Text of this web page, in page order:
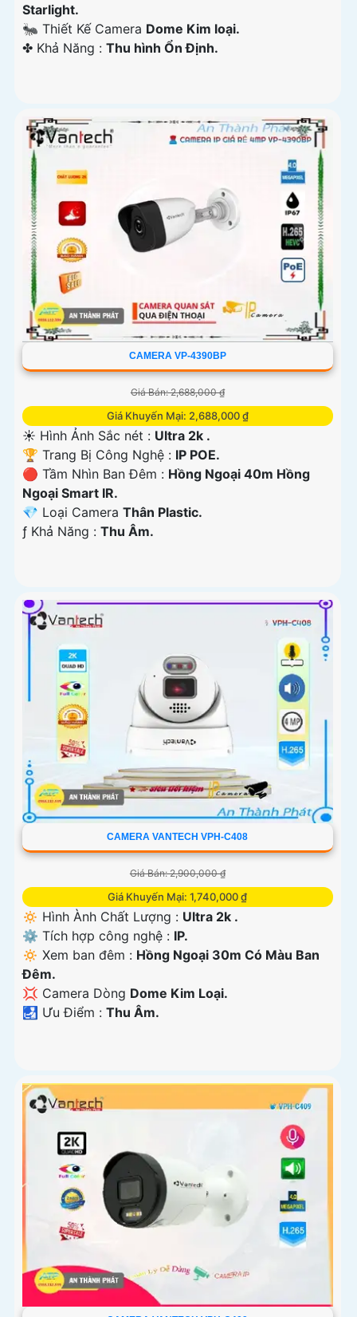
Starlight.
🐜 Thiết Kế Camera Dome Kim loại.
️✤ Khả Năng : Thu hình Ổn Định.
CAMERA VP-4390BP
Giá Bán: 2,688,000 ₫
Giá Khuyến Mại: 2,688,000 ₫
☀️ Hình Ảnh Sắc nét : Ultra 2k .
🏆 Trang Bị Công Nghệ : IP POE.
🔴 Tầm Nhìn Ban Đêm : Hồng Ngoại 40m Hồng
Ngoại Smart IR.
💎 Loại Camera Thân Plastic.
️ƒ Khả Năng : Thu Âm.
CAMERA VANTECH VPH-C408
Giá Bán: 2,900,000 ₫
Giá Khuyến Mại: 1,740,000 ₫
🔅 Hình Ành Chất Lượng : Ultra 2k .
⚙ Tích hợp công nghệ : IP.
🔅 Xem ban đêm : Hồng Ngoại 30m Có Màu Ban
Đêm.
💢 Camera Dòng Dome Kim Loại.
️🛃 Ưu Điểm : Thu Âm.